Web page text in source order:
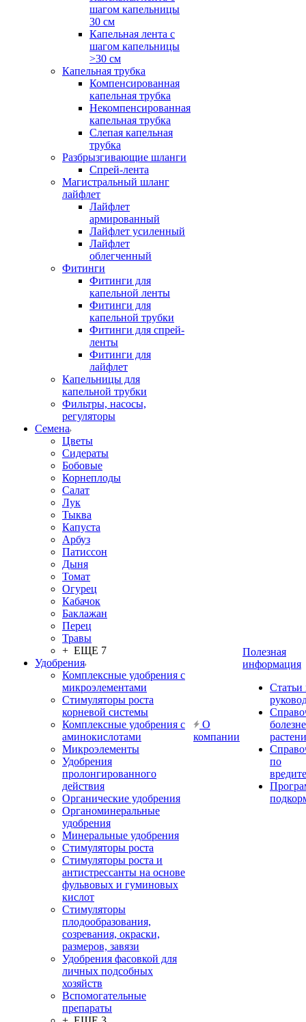
шагом капельницы
30 см
Капельная лента с
шагом капельницы
>30 см
Капельная трубка
Компенсированная
капельная трубка
Некомпенсированная
капельная трубка
Слепая капельная
трубка
Разбрызгивающие шланги
Спрей-лента
Магистральный шланг
лайфлет
Лайфлет
армированный
Лайфлет усиленный
Лайфлет
облегченный
Фитинги
Фитинги для
капельной ленты
Фитинги для
капельной трубки
Фитинги для спрей-
ленты
Фитинги для
лайфлет
Капельницы для
капельной трубки
Фильтры, насосы,
регуляторы
Семена
Цветы
Сидераты
Бобовые
Корнеплоды
Салат
Лук
Тыква
Капуста
Арбуз
Патиссон
Дыня
Томат
Огурец
Кабачок
Баклажан
Перец
Травы
+ ЕЩЕ 7
Удобрения
Комплексные удобрения с
микроэлементами
Стимуляторы роста
корневой системы
Комплексные удобрения с
аминокислотами
Микроэлементы
Удобрения
пролонгированного
действия
Органические удобрения
Органоминеральные
удобрения
Минеральные удобрения
Стимуляторы роста
Стимуляторы роста и
антистрессанты на основе
фульвовых и гуминовых
кислот
Стимуляторы
плодообразования,
созревания, окраски,
размеров, завязи
Удобрения фасовкой для
личных подсобных
хозяйств
Вспомогательные
препараты
О
компании
Полезная
информация
Статьи
по